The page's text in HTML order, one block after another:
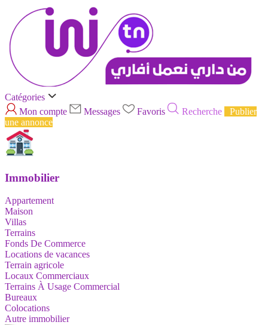
Catégories
Mon compte
Messages Favoris Recherche
Publier
une annonce
Immobilier
Appartement
Maison
Villas
Terrains
Fonds De Commerce
Locations de vacances
Terrain agricole
Locaux Commerciaux
Terrains À Usage Commercial
Bureaux
Colocations
Autre immobilier